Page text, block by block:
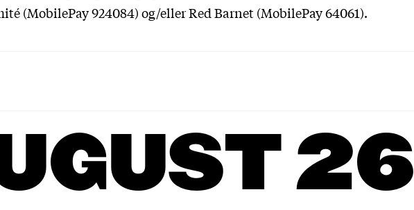
(MobilePay 924084) og/eller Red Barnet (MobilePay 64061).
26